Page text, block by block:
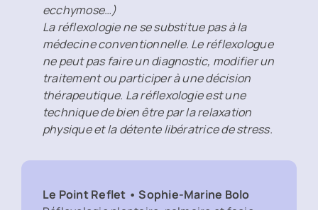
ecchymose…)
La réflexologie ne se substitue pas à la
médecine conventionnelle. Le réflexologue
ne peut pas faire un diagnostic, modifier un
traitement ou participer à une décision
thérapeutique. La réflexologie est une
technique de bien être par la relaxation
physique et la détente libératrice de stress.
Le Point Reflet • Sophie-Marine Bolo